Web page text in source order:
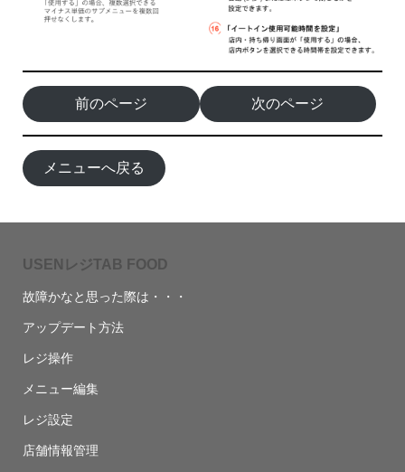
前のページ 次のページ
メニューへ戻る
USENレジTAB FOOD
故障かなと思った際は・・・
アップデート方法
レジ操作
メニュー編集
レジ設定
店舗情報管理